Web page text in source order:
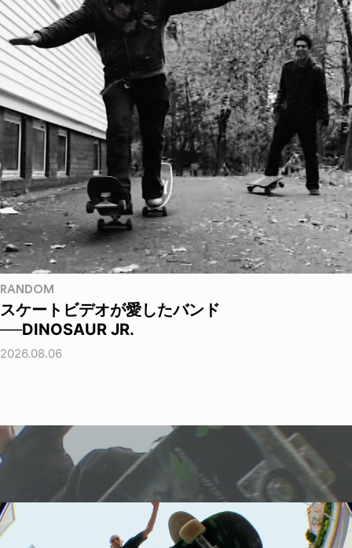
RANDOM
スケートビデオが愛したバンド
──DINOSAUR JR.
2026.08.06